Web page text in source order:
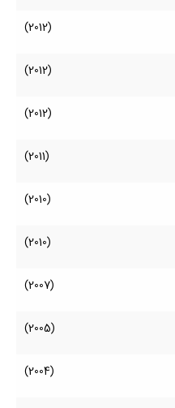
(2012)
(2012)
(2012)
(2011)
(2010)
(2010)
(2007)
(2005)
(2004)